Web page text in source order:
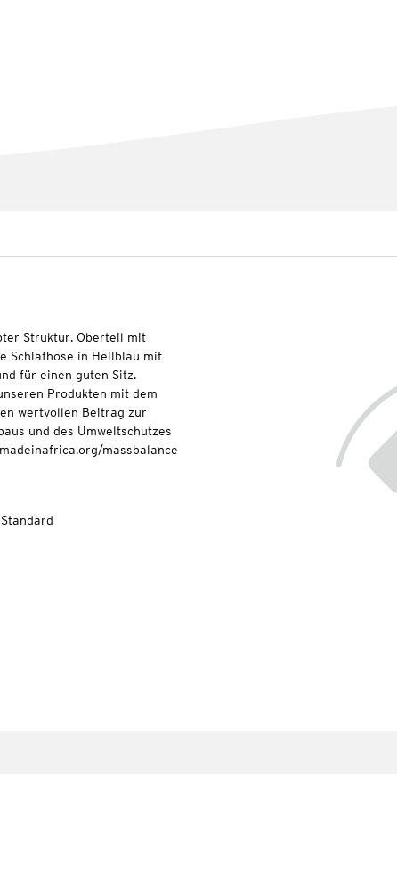
Struktur. Oberteil mit
Schlafhose in Hellblau mit
für einen guten Sitz.
Produkten mit dem
wertvollen Beitrag zur
und des Umweltschutzes
massbalance